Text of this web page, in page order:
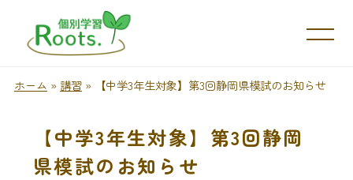
ホーム »講習 » 【中学3年生対象】第3回静岡県模試のお知らせ
【中学3年生対象】第3回静岡
県模試のお知らせ